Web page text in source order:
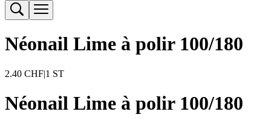
Néonail Lime à polir 100/180
2.40 CHF|1 ST
Néonail Lime à polir 100/180